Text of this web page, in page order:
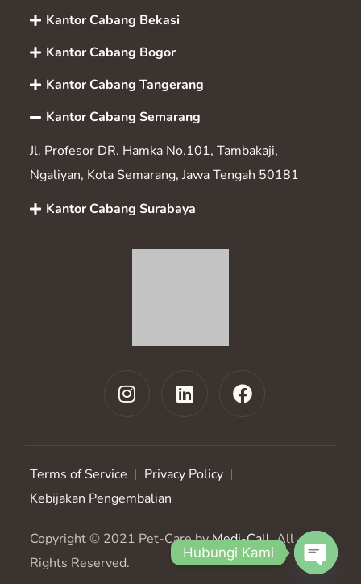
Kantor Cabang Bekasi
Kantor Cabang Bogor
Kantor Cabang Tangerang
Kantor Cabang Semarang
Jl. Profesor DR. Hamka No.101, Tambakaji,
Ngaliyan, Kota Semarang, Jawa Tengah 50181
Kantor Cabang Surabaya
Terms of Service
Privacy Policy
Kebijakan Pengembalian
Copyright © 2021 Pet-Care byMedi-Call. All
Rights Reserved.
Hubungi Kami